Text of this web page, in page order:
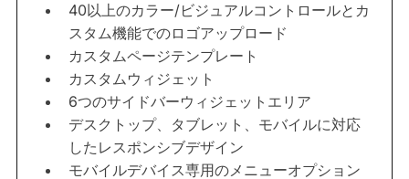
40以上のカラー/ビジュアルコントロールとカ
スタム機能でのロゴアップロード
カスタムページテンプレート
カスタムウィジェット
6つのサイドバーウィジェットエリア
デスクトップ、タブレット、モバイルに対応
したレスポンシブデザイン
モバイルデバイス専用のメニューオプション